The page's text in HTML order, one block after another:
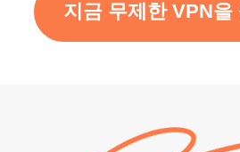
지금 무제한 VPN을